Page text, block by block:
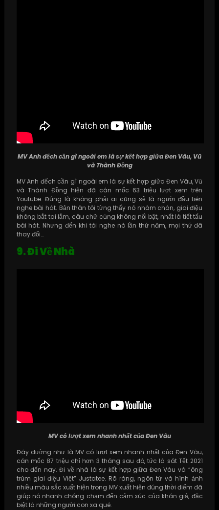
MV Anh đếch cần gì ngoài em là sự kết hợp giữa Đen Vâu, Vũ
và Thành Đồng
MV Anh đếch cần gì ngoài em là sự kết hợp giữa Đen Vâu, Vũ
và Thành Đồng hiện đã cán mốc 63 triệu lượt xem trên
Youtube. Đúng là không phải ai cũng sẽ là người đầu tiên
nghe bài hát. Bản thân tôi từng thấy nó nhàm chán, giai điệu
không bắt tai lắm, câu chữ cũng không nổi bật, nhất là tiết tấu
bài hát. Nhưng đến khi tôi nghe nó lần thứ năm, mọi thứ đã
thay đổi…
9. Đi Về Nhà
MV có lượt xem nhanh nhất của Đen Vâu
Đây dường như là MV có lượt xem nhanh nhất của Đen Vâu,
cán mốc 87 triệu chỉ hơn 3 tháng sau đó, tức là sát Tết 2021
cho đến nay. Đi về nhà là sự kết hợp giữa Đen Vâu và “ông
trùm giai điệu Việt” Justatee. Rõ ràng, ngôn từ và hình ảnh
nhiều màu sắc xuất hiện trong MV xuất hiện đúng thời điểm đã
giúp nó nhanh chóng chạm đến cảm xúc của khán giả, đặc
biệt là những người con xa quê.